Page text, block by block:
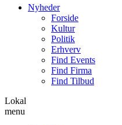
Nyheder
Forside
Kultur
Politik
Erhverv
Find Events
Find Firma
Find Tilbud
Lokal
menu